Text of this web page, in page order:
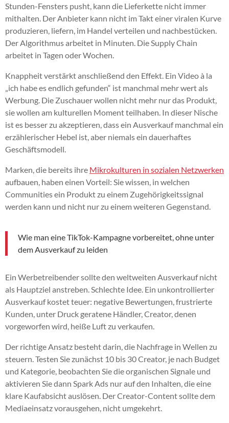
Stunden-Fensters pusht, kann die Lieferkette nicht immer
mithalten. Der Anbieter kann nicht im Takt einer viralen Kurve
produzieren, liefern, im Handel verteilen und nachbestücken.
Der Algorithmus arbeitet in Minuten. Die Supply Chain
arbeitet in Tagen oder Wochen.
Knappheit verstärkt anschließend den Effekt. Ein Video à la
„ich habe es endlich gefunden“ ist manchmal mehr wert als
Werbung. Die Zuschauer wollen nicht mehr nur das Produkt,
sie wollen am kulturellen Moment teilhaben. In dieser Nische
ist es besser zu akzeptieren, dass ein Ausverkauf manchmal ein
erzählerischer Hebel ist, aber niemals ein dauerhaftes
Geschäftsmodell.
Marken, die bereits ihre Mikrokulturen in sozialen Netzwerken
aufbauen, haben einen Vorteil: Sie wissen, in welchen
Communities ein Produkt zu einem Zugehörigkeitssignal
werden kann und nicht nur zu einem weiteren Gegenstand.
Wie man eine TikTok-Kampagne vorbereitet, ohne unter
dem Ausverkauf zu leiden
Ein Werbetreibender sollte den weltweiten Ausverkauf nicht
als Hauptziel anstreben. Schlechte Idee. Ein unkontrollierter
Ausverkauf kostet teuer: negative Bewertungen, frustrierte
Kunden, unter Druck geratene Händler, Creator, denen
vorgeworfen wird, heiße Luft zu verkaufen.
Der richtige Ansatz besteht darin, die Nachfrage in Wellen zu
steuern. Testen Sie zunächst 10 bis 30 Creator, je nach Budget
und Kategorie, beobachten Sie die organischen Signale und
aktivieren Sie dann Spark Ads nur auf den Inhalten, die eine
klare Kaufabsicht auslösen. Der Creator-Content sollte dem
Mediaeinsatz vorausgehen, nicht umgekehrt.